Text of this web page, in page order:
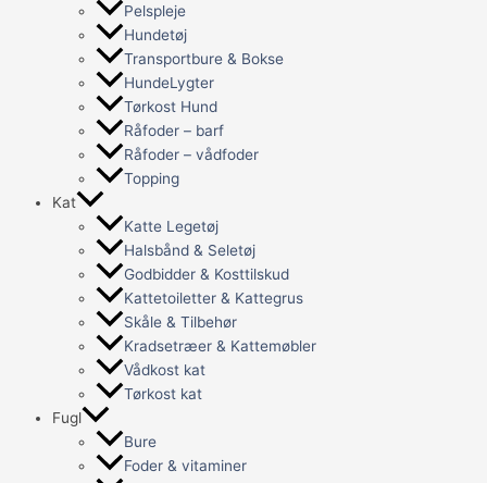
Pelspleje
Hundetøj
Transportbure & Bokse
HundeLygter
Tørkost Hund
Råfoder – barf
Råfoder – vådfoder
Topping
Kat
Katte Legetøj
Halsbånd & Seletøj
Godbidder & Kosttilskud
Kattetoiletter & Kattegrus
Skåle & Tilbehør
Kradsetræer & Kattemøbler
Vådkost kat
Tørkost kat
Fugl
Bure
Foder & vitaminer